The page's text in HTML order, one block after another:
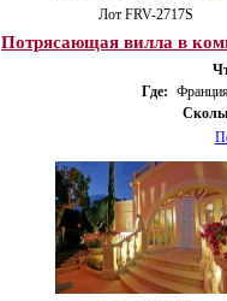
Лот FRV-2717S
Потрясающая вилла в
Где: